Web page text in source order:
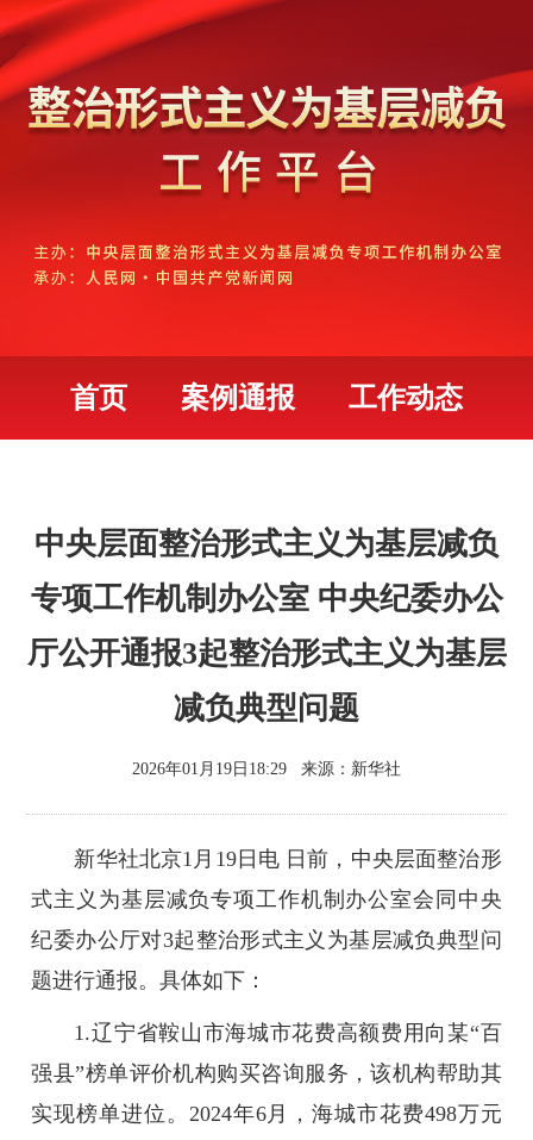
首页 案例通报 工作动态
中央层面整治形式主义为基层减负
专项工作机制办公室 中央纪委办公
厅公开通报3起整治形式主义为基层
减负典型问题
2026年01月19日18:29 来源： 新华社
新华社北京1月19日电 日前，中央层面整治形
式主义为基层减负专项工作机制办公室会同中央
纪委办公厅对3起整治形式主义为基层减负典型问
题进行通报。具体如下：
1.辽宁省鞍山市海城市花费高额费用向某“百
强县”榜单评价机构购买咨询服务，该机构帮助其
实现榜单进位。2024年6月，海城市花费498万元